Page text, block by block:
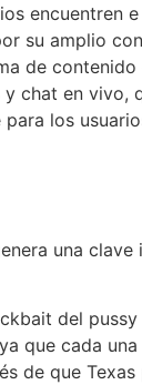
encuentren
su amplio
de contenido
chat en vivo,
los
una clave
del
que cada
de que Texas